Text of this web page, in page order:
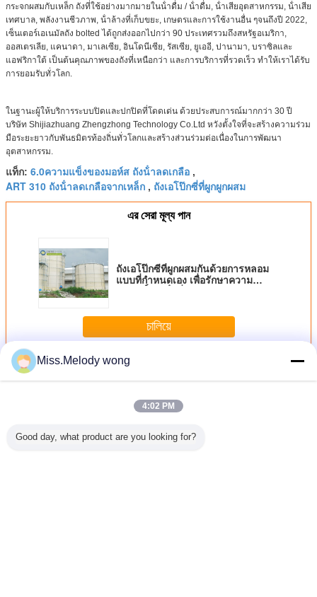
กระจกผสมกับเหล็ก ถังที่ใช้อย่างมากมายในน้ําดื่ม / น้ําดื่ม, น้ําเสียอุตสาหกรรม, น้ําเสีย
เทศบาล, พลังงานชีวภาพ, น้ําล้างที่เก็บขยะ, เกษตรและการใช้งานอื่น ๆจนถึงปี 2022,
เซ็นเตอร์เอเนมัลถัง bolted ได้ถูกส่งออกไปกว่า 90 ประเทศรวมถึงสหรัฐอเมริกา,
ออสเตรเลีย, แคนาดา, มาเลเซีย, อินโดนีเซีย, รัสเซีย, ยูเออี, ปานามา, บราซิลและ
แอฟริกาใต้ เป็นต้นคุณภาพของถังที่เหนือกว่า และการบริการที่รวดเร็ว ทําให้เราได้รับ
การยอมรับทั่วโลก.
ในฐานะผู้ให้บริการระบบปิดและปกปิดที่โดดเด่น ด้วยประสบการณ์มากกว่า 30 ปี
บริษัท Shijiazhuang Zhengzhong Technology Co.Ltd หวังตั้งใจที่จะสร้างความร่วม
มือระยะยาวกับพันธมิตรท้องถิ่นทั่วโลกและสร้างส่วนร่วมต่อเนื่องในการพัฒนา
อุตสาหกรรม.
แท็ก: 6.0ความแข็งของมอห์ส ถังน้ําลดเกลือ ,
ART 310 ถังน้ําลดเกลือจากเหล็ก , ถังเอโป๊กซี่ที่ผูกผูกผสม
এর সেরা মূল্য পান
ถังเอโป๊กซีที่ผูกผสมกันด้วยการหลอม
แบบที่กําหนดเอง เพื่อรักษาความ
চালিয়ে
มากกว่าถังอีพ็อกซี่ฟิวชั่นบอนด์
Miss.Melody wong
4:02 PM
Good day, what product are you looking for?